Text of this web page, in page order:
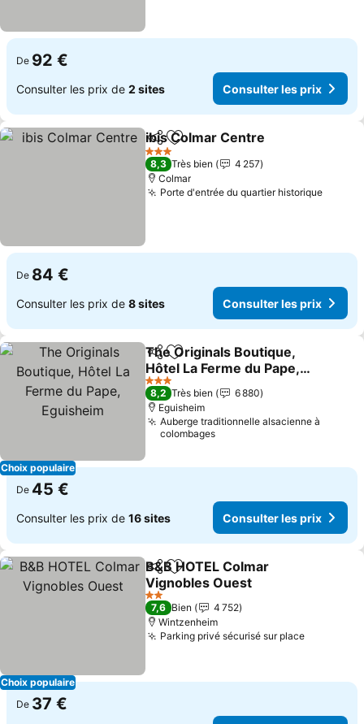
De 92 €
Consulter les prix de 2 sites Consulter les prix
PartagerAjouter à mes favoris
ibis Colmar Centre
3 Étoiles
8,3 Très bien
4 257
Colmar
Porte d'entrée du quartier historique
De 84 €
Consulter les prix de 8 sites Consulter les prix
Choix populaire
PartagerAjouter à mes favoris
The Originals Boutique,
Hôtel La Ferme du Pape,
Eguisheim
Consulter les prix
3 Étoiles
8,2 Très bien
6 880
Eguisheim
Auberge traditionnelle alsacienne à
colombages
De 45 €
Consulter les prix de 16 sites Consulter les prix
Choix populaire
PartagerAjouter à mes favoris
B&B HOTEL Colmar
Vignobles Ouest
Consulter les prix
2 Étoiles
7,6 Bien
4 752
Wintzenheim
Parking privé sécurisé sur place
De 37 €